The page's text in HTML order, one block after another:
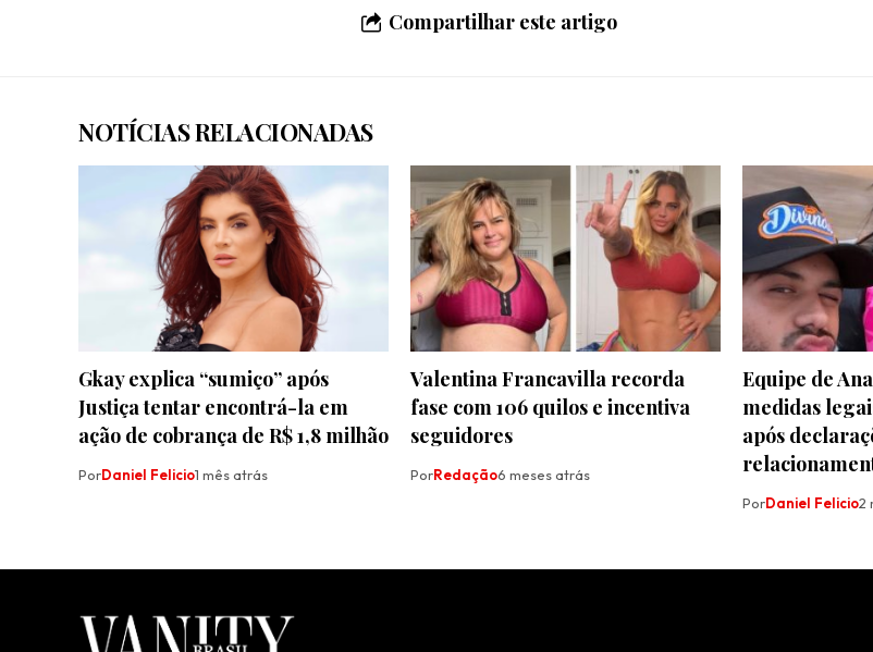
Compartilhar este artigo
NOTÍCIAS RELACIONADAS
Gkay explica “sumiço” após
Justiça tentar encontrá-la em
ação de cobrança de R$ 1,8 milhão
PorDaniel Felicio1 mês atrás
Valentina Francavilla recorda
fase com 106 quilos e incentiva
seguidores
PorRedação6 meses atrás
Equipe de
medidas
após
PorDaniel Felicio2